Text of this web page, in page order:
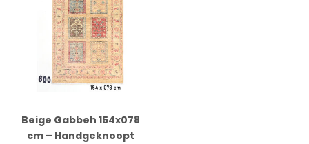
Beige Gabbeh 154x078
cm – Handgeknoopt